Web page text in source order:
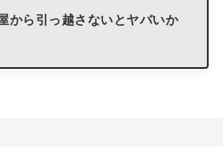
から引っ越さないとヤバいか